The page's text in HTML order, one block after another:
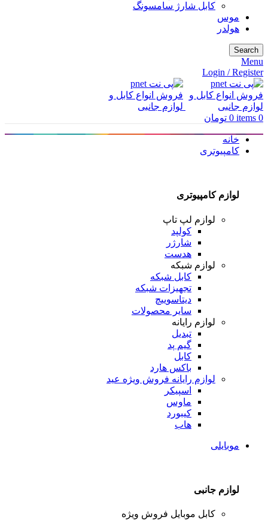
کابل شارژ سامسونگ
موس
هولدر
Search
Menu
Login / Register
0
items
0 تومان
خانه
کامپیوتری
لوازم کامپیوتری
لوازم لپ تاپ
کولپد
شارژر
هدست
لوازم شبکه
کابل شبکه
تجهیزات شبکه
دیتاسوییچ
سایر محصولات
لوازم رایانه
تبدیل
گیم پد
کابل
باکس هارد
لوازم رایانه فروش ویژه عید
اسپیکر
ماوس
کیبورد
هاب
موبایلی
لوازم جانبی
کابل موبایل فروش ویژه